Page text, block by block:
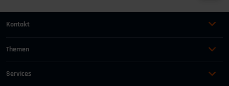
Kontakt
+49 (0)2116214-201
+49 (0)2116214-154
Themen
Services